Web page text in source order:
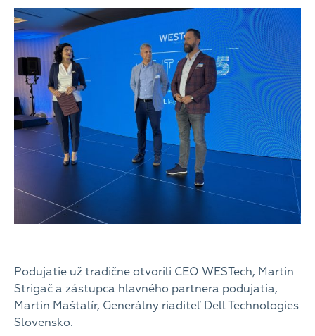
Podujatie už tradične otvorili CEO WESTech, Martin
Strigač a zástupca hlavného partnera podujatia,
Martin Maštalír, Generálny riaditeľ Dell Technologies
Slovensko.